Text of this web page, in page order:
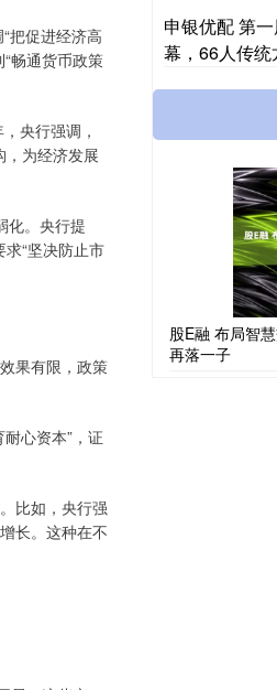
把促进经济高
畅通货币政策
央行强调，
，为经济发展
化。央行提
“坚决防止市
果有限，政策
心资本”，证
比如，央行强
长。这种在不
申银优配 第
幕，66人传统
股E融 布局智
再落一子